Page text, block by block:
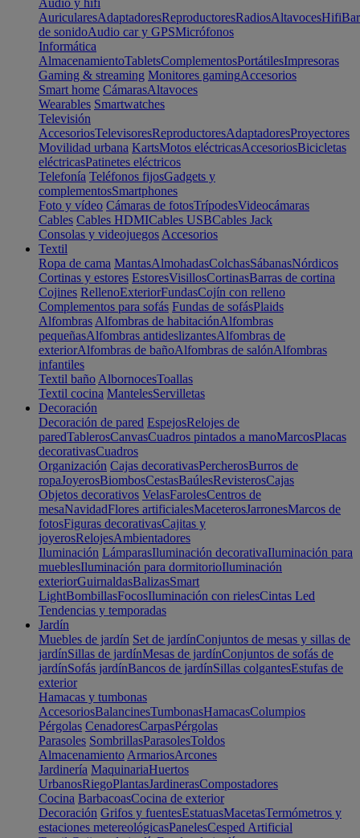
Audio y hifi
AuricularesAdaptadoresReproductoresRadiosAltavocesHifi
de sonidoAudio car y GPSMicrófonos
Informática
AlmacenamientoTabletsComplementosPortátilesImpresoras
Gaming & streaming Monitores gamingAccesorios
Smart home CámarasAltavoces
Wearables Smartwatches
Televisión
AccesoriosTelevisoresReproductoresAdaptadoresProyectores
Movilidad urbana KartsMotos eléctricasAccesoriosBicicletas
eléctricasPatinetes eléctricos
Telefonía Teléfonos fijosGadgets y
complementosSmartphones
Foto y vídeo Cámaras de fotosTrípodesVideocámaras
Cables Cables HDMICables USBCables Jack
Consolas y videojuegos Accesorios
Textil
Ropa de cama MantasAlmohadasColchasSábanasNórdicos
Cortinas y estores EstoresVisillosCortinasBarras de cortina
Cojines RellenoExteriorFundasCojín con relleno
Complementos para sofás Fundas de sofásPlaids
Alfombras Alfombras de habitaciónAlfombras
pequeñasAlfombras antideslizantesAlfombras de
exteriorAlfombras de bañoAlfombras de salónAlfombras
infantiles
Textil baño AlbornocesToallas
Textil cocina MantelesServilletas
Decoración
Decoración de pared EspejosRelojes de
paredTablerosCanvasCuadros pintados a manoMarcosPlacas
decorativasCuadros
Organización Cajas decorativasPercherosBurros de
ropaJoyerosBiombosCestasBaúlesRevisterosCajas
Objetos decorativos VelasFarolesCentros de
mesaNavidadFlores artificialesMaceterosJarronesMarcos de
fotosFiguras decorativasCajitas y
joyerosRelojesAmbientadores
Iluminación LámparasIluminación decorativaIluminación para
mueblesIluminación para dormitorioIluminación
exteriorGuirnaldasBalizasSmart
LightBombillasFocosIluminación con rielesCintas Led
Tendencias y temporadas
Jardín
Muebles de jardín Set de jardínConjuntos de mesas y sillas de
jardínSillas de jardínMesas de jardínConjuntos de sofás de
jardínSofás jardínBancos de jardínSillas colgantesEstufas de
exterior
Hamacas y tumbonas
AccesoriosBalancinesTumbonasHamacasColumpios
Pérgolas CenadoresCarpasPérgolas
Parasoles SombrillasParasolesToldos
Almacenamiento ArmariosArcones
Jardinería MaquinariaHuertos
UrbanosRiegoPlantasJardinerasCompostadores
Cocina BarbacoasCocina de exterior
Decoración Grifos y fuentesEstatuasMacetasTermómetros y
estaciones metereológicasPanelesCesped Artificial